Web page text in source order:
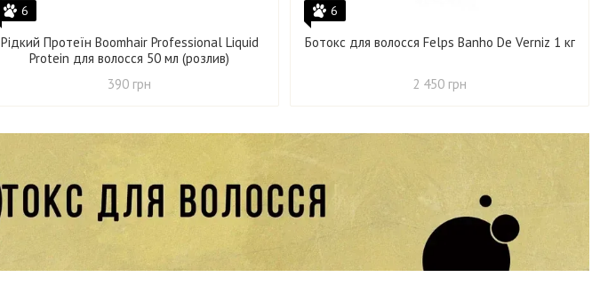
6
Рідкий Протеїн Boomhair Professional Liquid
Protein для волосся 50 мл (розлив)
390 грн
6
Ботокс для волосся Felps Banho De Verniz 1 кг
2 450 грн